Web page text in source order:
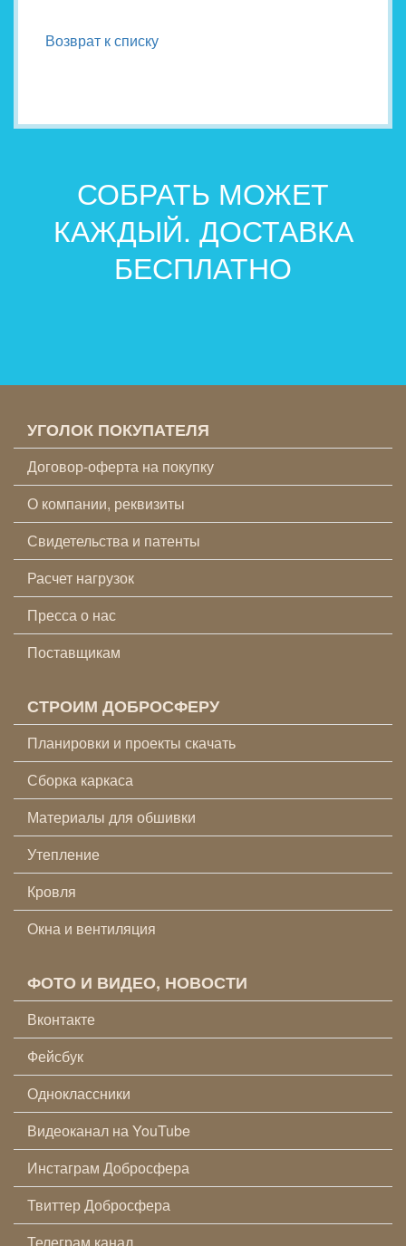
Возврат к списку
СОБРАТЬ МОЖЕТ
КАЖДЫЙ. ДОСТАВКА
БЕСПЛАТНО
УГОЛОК ПОКУПАТЕЛЯ
Договор-оферта на покупку
О компании, реквизиты
Свидетельства и патенты
Расчет нагрузок
Пресса о нас
Поставщикам
СТРОИМ ДОБРОСФЕРУ
Планировки и проекты скачать
Сборка каркаса
Материалы для обшивки
Утепление
Кровля
Окна и вентиляция
ФОТО И ВИДЕО, НОВОСТИ
Вконтакте
Фейсбук
Одноклассники
Видеоканал на YouTube
Инстаграм Добросфера
Твиттер Добросфера